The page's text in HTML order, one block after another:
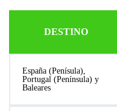
DESTINO
España (Penísula),
Portugal (Península) y
Baleares